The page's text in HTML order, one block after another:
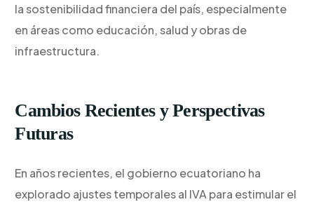
la sostenibilidad financiera del país, especialmente
en áreas como educación, salud y obras de
infraestructura.
Cambios Recientes y Perspectivas
Futuras
En años recientes, el gobierno ecuatoriano ha
explorado ajustes temporales al IVA para estimular el